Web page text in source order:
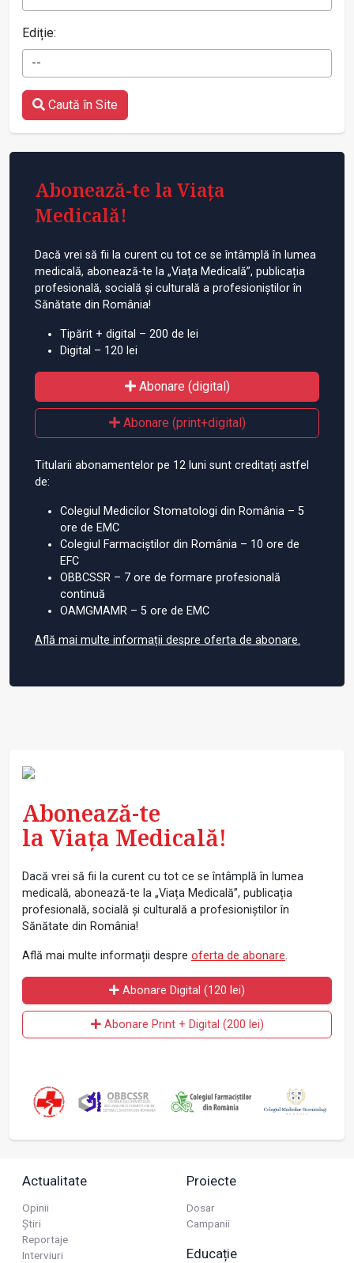
Ediție:
--
Caută în Site
Abonează-te la Viața
Medicală!
Dacă vrei să fii la curent cu tot ce se întâmplă în lumea
medicală, abonează-te la „Viața Medicală”, publicația
profesională, socială și culturală a profesioniștilor în
Sănătate din România!
Tipărit + digital – 200 de lei
Digital – 120 lei
Abonare (digital)
Abonare (print+digital)
Titularii abonamentelor pe 12 luni sunt creditați astfel
de:
Colegiul Medicilor Stomatologi din România – 5
ore de EMC
Colegiul Farmaciștilor din România – 10 ore de
EFC
OBBCSSR – 7 ore de formare profesională
continuă
OAMGMAMR – 5 ore de EMC
Află mai multe informații despre oferta de abonare.
Abonează-te
la Viața Medicală!
Dacă vrei să fii la curent cu tot ce se întâmplă în lumea
medicală, abonează-te la „Viața Medicală”, publicația
profesională, socială și culturală a profesioniștilor în
Sănătate din România!
Află mai multe informații despre oferta de abonare.
Abonare Digital (120 lei)
Abonare Print + Digital (200 lei)
Actualitate
Opinii
Știri
Reportaje
Interviuri
Proiecte
Dosar
Campanii
Educație